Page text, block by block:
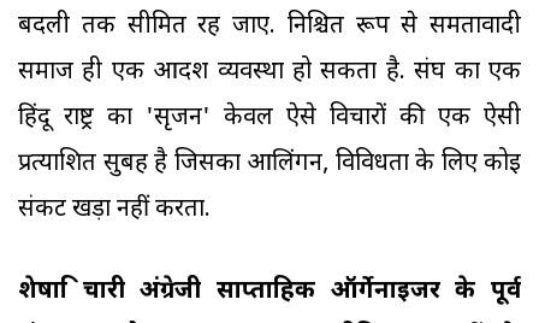
बदली तक सीमित रह जाए. निश्चित रूप से समतावादी
समाज ही एक आदर्श व्यवस्था हो सकता है. संघ का एक
हिंदू राष्ट्र का 'सृजन' केवल ऐसे विचारों की एक ऐसी
प्रत्याशित सुबह है जिसका आलिंगन, विविधता के लिए कोई
संकट खड़ा नहीं करता.
शेषाद्रि चारी अंग्रेजी साप्ताहिक ऑर्गेनाइजर के पूर्व